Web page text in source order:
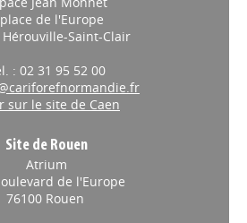
de l'Europe
Hérouville-Saint-Clair
: 02 31 95 52 00
sur le site de Caen
Site de Rouen
Atrium
de l'Europe
76100 Rouen